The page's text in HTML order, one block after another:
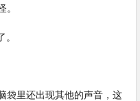
里还出现其他的声音，这